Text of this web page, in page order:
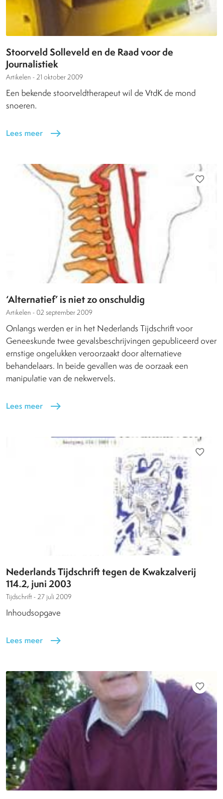
Stoorveld Solleveld en de Raad voor de
Journalistiek
Artikelen - 21 oktober 2009
Een bekende stoorveldtherapeut wil de VtdK de mond
snoeren.
Lees meer east
favorite_border
‘Alternatief’ is niet zo onschuldig
Artikelen - 02 september 2009
Onlangs werden er in het Nederlands Tijdschrift voor
Geneeskunde twee gevalsbeschrijvingen gepubliceerd over
ernstige ongelukken veroorzaakt door alternatieve
behandelaars. In beide gevallen was de oorzaak een
manipulatie van de nekwervels.
Lees meer east
favorite_border
Nederlands Tijdschrift tegen de Kwakzalverij
114.2, juni 2003
Tijdschrift - 27 juli 2009
Inhoudsopgave
Lees meer east
favorite_border